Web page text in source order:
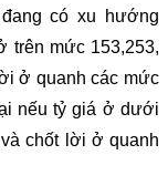
có xu hướng
trên mức 153,253,
ở quanh các mức
nếu tỷ giá ở dưới
và chốt lời ở quanh